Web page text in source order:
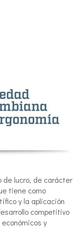
de lucro, de carácter
tiene como
y la aplicación
competitivo
y